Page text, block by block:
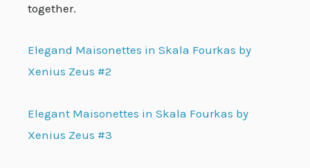
together.
Elegand Maisonettes in Skala Fourkas by
Xenius Zeus #2
Elegant Maisonettes in Skala Fourkas by
Xenius Zeus #3